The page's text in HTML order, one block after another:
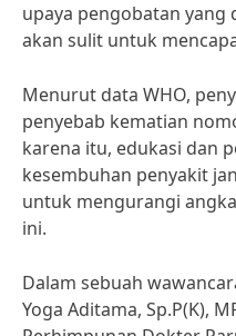
upaya pengobatan yang
akan sulit untuk
Menurut data WHO,
penyebab kematian
karena itu, edukasi dan
kesembuhan penyakit
untuk mengurangi
ini.
Dalam sebuah
Yoga Aditama, Sp.P(K),